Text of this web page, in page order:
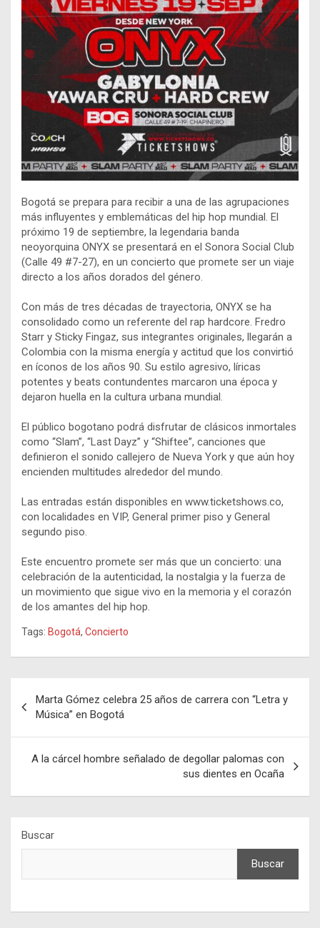
Bogotá se prepara para recibir a una de las agrupaciones
más influyentes y emblemáticas del hip hop mundial. El
próximo 19 de septiembre, la legendaria banda
neoyorquina ONYX se presentará en el Sonora Social Club
(Calle 49 #7-27), en un concierto que promete ser un viaje
directo a los años dorados del género.
Con más de tres décadas de trayectoria, ONYX se ha
consolidado como un referente del rap hardcore. Fredro
Starr y Sticky Fingaz, sus integrantes originales, llegarán a
Colombia con la misma energía y actitud que los convirtió
en íconos de los años 90. Su estilo agresivo, líricas
potentes y beats contundentes marcaron una época y
dejaron huella en la cultura urbana mundial.
El público bogotano podrá disfrutar de clásicos inmortales
como “Slam”, “Last Dayz” y “Shiftee”, canciones que
definieron el sonido callejero de Nueva York y que aún hoy
encienden multitudes alrededor del mundo.
Las entradas están disponibles en www.ticketshows.co,
con localidades en VIP, General primer piso y General
segundo piso.
Este encuentro promete ser más que un concierto: una
celebración de la autenticidad, la nostalgia y la fuerza de
un movimiento que sigue vivo en la memoria y el corazón
de los amantes del hip hop.
Tags: Bogotá, Concierto
de
entradas
Marta Gómez celebra 25 años de carrera con “Letra y
Música” en Bogotá
A la cárcel hombre señalado de degollar palomas con
sus dientes en Ocaña
Buscar
Buscar